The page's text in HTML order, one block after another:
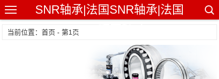
SNR轴承|法国SNR轴承|法国
SNR精密轴承
当前位置：首页 - 第1页